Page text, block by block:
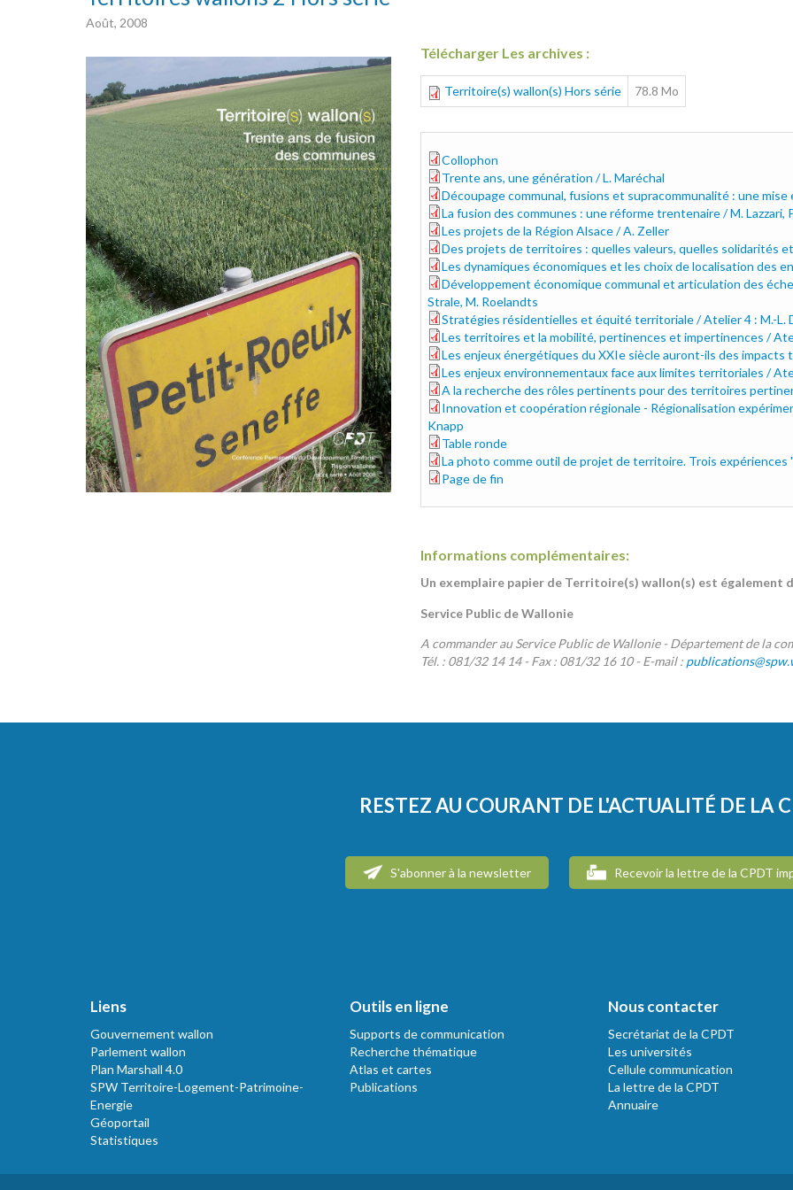
Août, 2008
Télécharger Les archives :
Territoire(s) wallon(s) Hors série 78.8 Mo
01.collophon.pdf
Collophon
1_30_ans_l-marechal.pdf
Trente ans, une génération / L. Maréchal
2_decoupage_communal_c_vandermotten.pdf
Découpage communal, fusions et supracommunalité : une
3_fusion_des_communes_lazzari_et_al.pdf
La fusion des communes : une réforme trentenaire / M. Lazzari,
4_projet_alsace_zeller.pdf
Les projets de la Région Alsace / A. Zeller
5_atelier_1.pdf
Des projets de territoires : quelles valeurs, quelles solidarités
6_atelier_2.pdf
Les dynamiques économiques et les choix de localisation des
7_atelier_3.pdf
Développement économique communal et articulation des
Strale, M. Roelandts
8_atelier_4.pdf
Stratégies résidentielles et équité territoriale / Atelier 4 : M.-L.
9.atelier_5._hanin.pdf
Les territoires et la mobilité, pertinences et impertinences /
10_atelier_6.pdf
Les enjeux énergétiques du XXIe siècle auront-ils des impacts
11_atelier_7.pdf
Les enjeux environnementaux face aux limites territoriales /
12_territoires_pertinents_cabus.pdf
A la recherche des rôles pertinents pour des territoires
13_rhenanie_knapp.pdf
Innovation et coopération régionale - Régionalisation
Knapp
14_table_ronde.pdf
Table ronde
15_par_ma_fenetre.pdf
La photo comme outil de projet de territoire. Trois expériences
16_page_de_fin.pdf
Page de fin
Informations complémentaires:
Un exemplaire papier de Territoire(s) wallon(s) est également
Service Public de Wallonie
A commander au Service Public de Wallonie - Département de la
Tél. : 081/32 14 14 - Fax : 081/32 16 10 - E-mail :
RESTEZ AU COURANT DE L'ACTUALITÉ DE LA
S'abonner à la newsletter Recevoir la lettre de la CPDT
Liens
Gouvernement wallon
Parlement wallon
Plan Marshall 4.0
SPW Territoire-Logement-Patrimoine-
Energie
Géoportail
Statistiques
Outils en ligne
Supports de communication
Recherche thématique
Atlas et cartes
Publications
Nous contacter
Secrétariat de la CPDT
Les universités
Cellule communication
La lettre de la CPDT
Annuaire